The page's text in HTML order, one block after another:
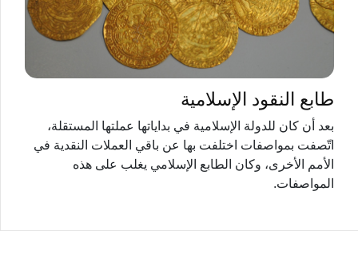
طابع النقود الإسلامية
بعد أن كان للدولة الإسلامية في بداياتها عملتها المستقلة،
اتّصفت بمواصفات اختلفت بها عن باقي العملات النقدية في
الأمم الأخرى، وكان الطابع الإسلامي يغلب على هذه
المواصفات.